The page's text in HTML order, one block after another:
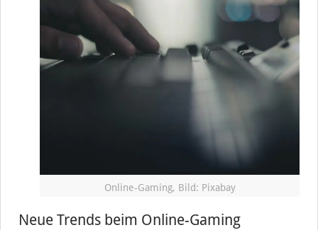
Online-Gaming, Bild: Pixabay
Neue Trends beim Online-Gaming